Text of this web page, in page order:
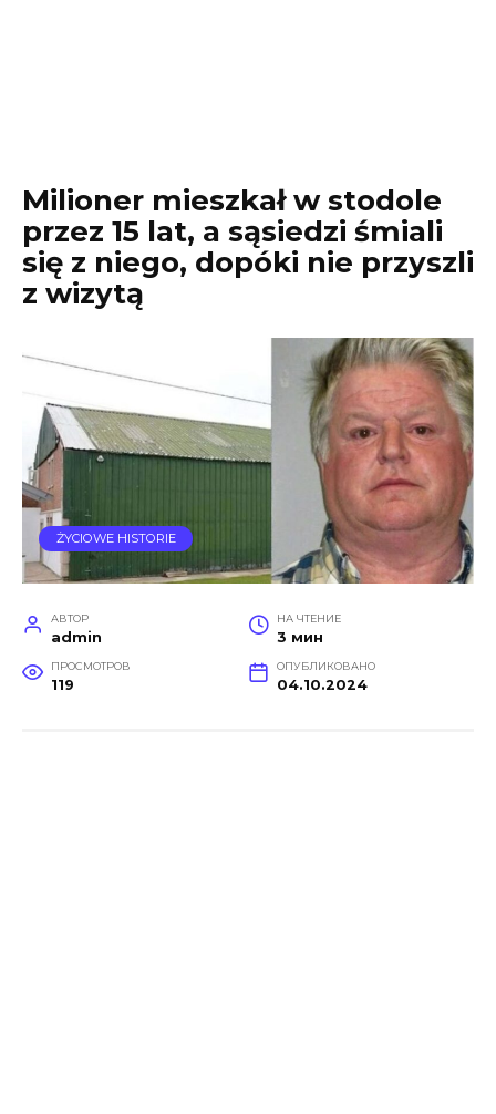
Milioner mieszkał w stodole
przez 15 lat, a sąsiedzi śmiali
się z niego, dopóki nie przyszli
z wizytą
ŻYCIOWE HISTORIE
АВТОР
admin
НА ЧТЕНИЕ
3 мин
ПРОСМОТРОВ
119
ОПУБЛИКОВАНО
04.10.2024